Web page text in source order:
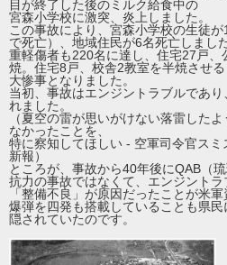
目が終了した後のミルク給食中の
宮森小学校に激突、炎上しました。
この事故により、宮森小学校の生徒
で死亡）、地域住民が6名死亡しました
重軽傷者も220名に達し、住宅27戸、
焼。住宅8戸、校舎2教室を半焼させる
大惨事となりました。
当初、事故はエンジントラブルであ
れました。
（夏空の雷が思いがけない落雷した
なかったことを、
特に察知してほしい - 空軍司令官ス
新報）
ところが、事故から40年後にQAB（
抗力の事故ではなくて、エンジントラ
「整備不良」が原因だったことが米
爆弾を四発も搭載していることも県民
隠されていたのです。